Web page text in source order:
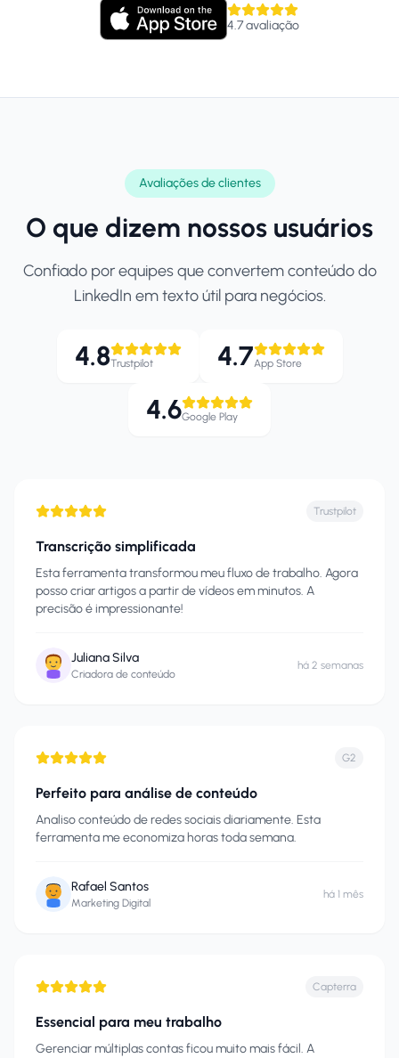
4.7avaliação
Avaliações de clientes
O que dizem nossos usuários
Confiado por equipes que convertem conteúdo do
LinkedIn em texto útil para negócios.
4.8Trustpilot 4.7App Store
4.6Google Play
Trustpilot
Transcrição simplificada
Esta ferramenta transformou meu fluxo de trabalho. Agora
posso criar artigos a partir de vídeos em minutos. A
precisão é impressionante!
Juliana Silva
Criadora de conteúdo
há 2 semanas
G2
Perfeito para análise de conteúdo
Analiso conteúdo de redes sociais diariamente. Esta
ferramenta me economiza horas toda semana.
Rafael Santos
Marketing Digital
há 1 mês
Capterra
Essencial para meu trabalho
Gerenciar múltiplas contas ficou muito mais fácil. A